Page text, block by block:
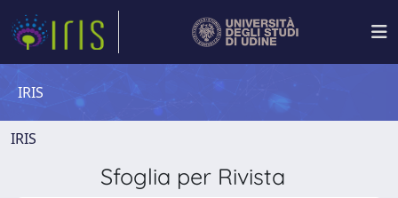
IRIS
IRIS
Sfoglia per Rivista